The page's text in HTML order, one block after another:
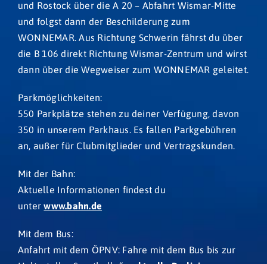
und Rostock über die A 20 – Abfahrt Wismar-Mitte
und folgst dann der Beschilderung zum
WONNEMAR. Aus Richtung Schwerin fährst du über
die B 106 direkt Richtung Wismar-Zentrum und wirst
dann über die Wegweiser zum WONNEMAR geleitet.
Parkmöglichkeiten:
550 Parkplätze stehen zu deiner Verfügung, davon
350 in unserem Parkhaus. Es fallen Parkgebühren
an, außer für Clubmitglieder und Vertragskunden.
Mit der Bahn:
Aktuelle Informationen findest du
unterwww.bahn.de
Mit dem Bus:
Anfahrt mit dem ÖPNV: Fahre mit dem Bus bis zur